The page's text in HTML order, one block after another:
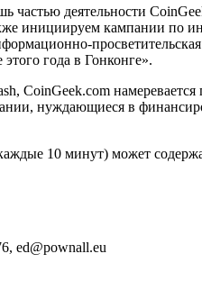
частью деятельности
инициируем кампании по
года в Гонконге».
CoinGeek.com
нуждающиеся в
10 минут) может
ed@pownall.eu